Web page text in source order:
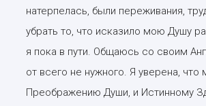
натерпелась, были переживания,
убрать то, что исказило мою Душу
я пока в пути. Общаюсь со своим
от всего не нужного. Я уверена,
Преображению Души, и Истинному